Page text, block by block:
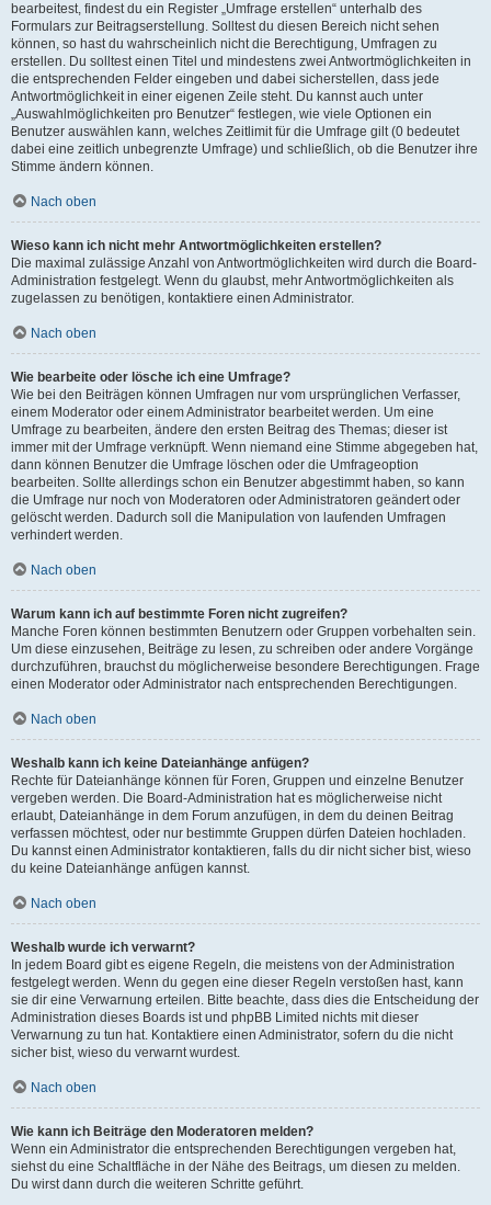
bearbeitest, findest du ein Register „Umfrage erstellen“ unterhalb des
Formulars zur Beitragserstellung. Solltest du diesen Bereich nicht sehen
können, so hast du wahrscheinlich nicht die Berechtigung, Umfragen zu
erstellen. Du solltest einen Titel und mindestens zwei Antwortmöglichkeiten in
die entsprechenden Felder eingeben und dabei sicherstellen, dass jede
Antwortmöglichkeit in einer eigenen Zeile steht. Du kannst auch unter
„Auswahlmöglichkeiten pro Benutzer“ festlegen, wie viele Optionen ein
Benutzer auswählen kann, welches Zeitlimit für die Umfrage gilt (0 bedeutet
dabei eine zeitlich unbegrenzte Umfrage) und schließlich, ob die Benutzer ihre
Stimme ändern können.
Nach oben
Wieso kann ich nicht mehr Antwortmöglichkeiten erstellen?
Die maximal zulässige Anzahl von Antwortmöglichkeiten wird durch die Board-
Administration festgelegt. Wenn du glaubst, mehr Antwortmöglichkeiten als
zugelassen zu benötigen, kontaktiere einen Administrator.
Nach oben
Wie bearbeite oder lösche ich eine Umfrage?
Wie bei den Beiträgen können Umfragen nur vom ursprünglichen Verfasser,
einem Moderator oder einem Administrator bearbeitet werden. Um eine
Umfrage zu bearbeiten, ändere den ersten Beitrag des Themas; dieser ist
immer mit der Umfrage verknüpft. Wenn niemand eine Stimme abgegeben hat,
dann können Benutzer die Umfrage löschen oder die Umfrageoption
bearbeiten. Sollte allerdings schon ein Benutzer abgestimmt haben, so kann
die Umfrage nur noch von Moderatoren oder Administratoren geändert oder
gelöscht werden. Dadurch soll die Manipulation von laufenden Umfragen
verhindert werden.
Nach oben
Warum kann ich auf bestimmte Foren nicht zugreifen?
Manche Foren können bestimmten Benutzern oder Gruppen vorbehalten sein.
Um diese einzusehen, Beiträge zu lesen, zu schreiben oder andere Vorgänge
durchzuführen, brauchst du möglicherweise besondere Berechtigungen. Frage
einen Moderator oder Administrator nach entsprechenden Berechtigungen.
Nach oben
Weshalb kann ich keine Dateianhänge anfügen?
Rechte für Dateianhänge können für Foren, Gruppen und einzelne Benutzer
vergeben werden. Die Board-Administration hat es möglicherweise nicht
erlaubt, Dateianhänge in dem Forum anzufügen, in dem du deinen Beitrag
verfassen möchtest, oder nur bestimmte Gruppen dürfen Dateien hochladen.
Du kannst einen Administrator kontaktieren, falls du dir nicht sicher bist, wieso
du keine Dateianhänge anfügen kannst.
Nach oben
Weshalb wurde ich verwarnt?
In jedem Board gibt es eigene Regeln, die meistens von der Administration
festgelegt werden. Wenn du gegen eine dieser Regeln verstoßen hast, kann
sie dir eine Verwarnung erteilen. Bitte beachte, dass dies die Entscheidung der
Administration dieses Boards ist und phpBB Limited nichts mit dieser
Verwarnung zu tun hat. Kontaktiere einen Administrator, sofern du die nicht
sicher bist, wieso du verwarnt wurdest.
Nach oben
Wie kann ich Beiträge den Moderatoren melden?
Wenn ein Administrator die entsprechenden Berechtigungen vergeben hat,
siehst du eine Schaltfläche in der Nähe des Beitrags, um diesen zu melden.
Du wirst dann durch die weiteren Schritte geführt.